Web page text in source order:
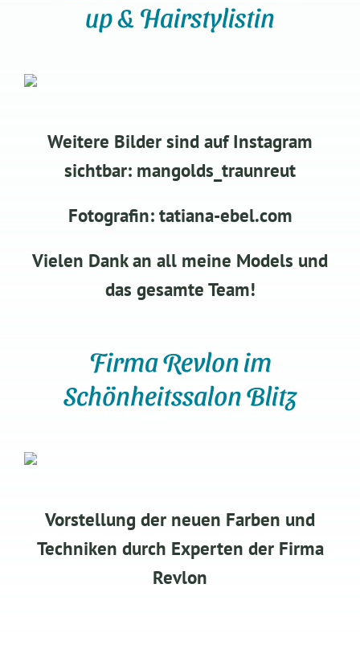
up & Hairstylistin
Weitere Bilder sind auf Instagram
sichtbar: mangolds_traunreut
Fotografin: tatiana-ebel.com
Vielen Dank an all meine Models und
das gesamte Team!
Firma Revlon im
Schönheitssalon Blitz
Vorstellung der neuen Farben und
Techniken durch Experten der Firma
Revlon